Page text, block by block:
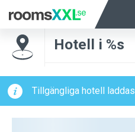
Hotell i %s
Tillgängliga hotell laddas